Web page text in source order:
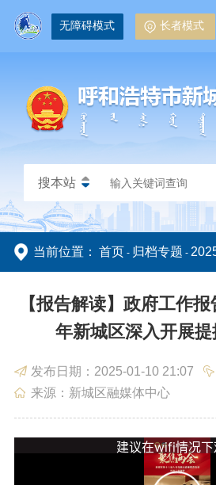
无障碍模式 长者模式
搜本站
政务动态
政务服务
当前位置： 首页 - 归档专题 -
【报告解读】政府工作
年新城区深入开展
发布日期：2025-01-10 21:07
来源：新城区融媒体中心